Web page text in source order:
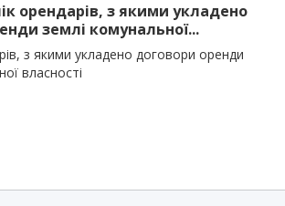
орендарів, з якими укладено
землі комунальної...
з якими укладено договори оренди
власності